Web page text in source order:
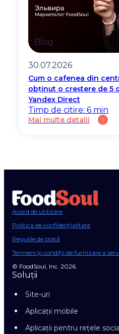
Blog
30.07.2026
Cum o cafenea din
obținut o creștere de 5
Yandex Direct
Timp de citire: 6 min
Mai multe detalii
Acord de utilizare
Politica de confidențialitate
Regulile de plată
Termeni și condiții de furnizare a
© FoodSoul, Inc. 2026.
Soluții
Site-uri
Aplicații mobile
Aplicații pentru rețele